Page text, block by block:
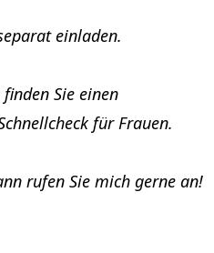
einladen.
Sie einen
für Frauen.
rufen Sie mich gerne an!